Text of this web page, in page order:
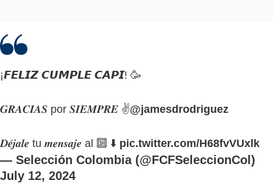
¡𝙁𝙀𝙇𝙄𝙕 𝘾𝙐𝙈𝙋𝙇𝙀 𝘾𝘼𝙋𝙄! 🥳
𝑮𝑹𝑨𝑪𝑰𝑨𝑺 por 𝑺𝑰𝑬𝑴𝑷𝑹𝑬 ✌️@jamesdrodriguez
𝑫𝒆́𝒋𝒂𝒍𝒆 tu 𝒎𝒆𝒏𝒔𝒂𝒋𝒆 al 🔟 ⬇️ pic.twitter.com/H68fvVUxlk
— Selección Colombia (@FCFSeleccionCol)
July 12, 2024